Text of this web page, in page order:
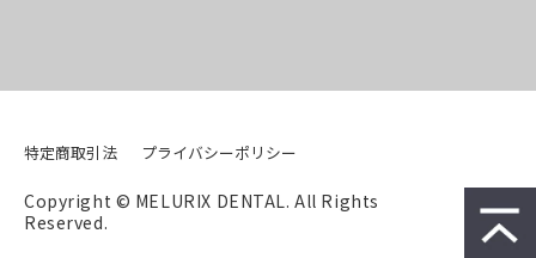
特定商取引法 プライバシーポリシー
Copyright © MELURIX DENTAL. All Rights
Reserved.